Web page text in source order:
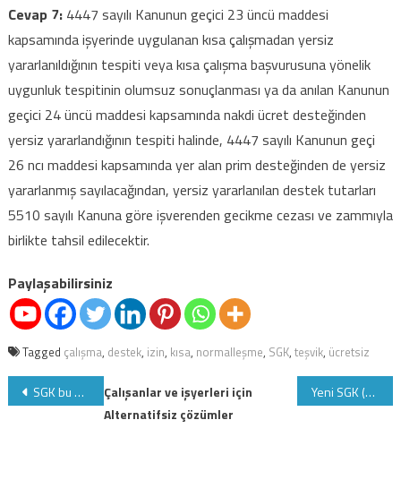
Cevap 7: 4447 sayılı Kanunun geçici 23 üncü maddesi
kapsamında işyerinde uygulanan kısa çalışmadan yersiz
yararlanıldığının tespiti veya kısa çalışma başvurusuna yönelik
uygunluk tespitinin olumsuz sonuçlanması ya da anılan Kanunun
geçici 24 üncü maddesi kapsamında nakdi ücret desteğinden
yersiz yararlandığının tespiti halinde, 4447 sayılı Kanunun geçi
26 ncı maddesi kapsamında yer alan prim desteğinden de yersiz
yararlanmış sayılacağından, yersiz yararlanılan destek tutarları
5510 sayılı Kanuna göre işverenden gecikme cezası ve zammıyla
birlikte tahsil edilecektir.
Paylaşabilirsiniz
Tagged çalışma, destek, izin, kısa, normalleşme, SGK, teşvik, ücretsiz
Yazı
gezinmesi
SGK bu sigortalıların işsizlik sigortasında yeni işlemleri belirledi Yeni SGK (MPHB) beyannamesine ilişkin en çok sorulan sorular ve cevapları
Çalışanlar ve işyerleri için
Alternatifsiz çözümler